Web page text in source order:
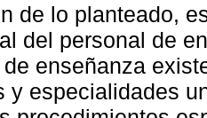
de lo planteado,
del personal de
enseñanza
y especialidades